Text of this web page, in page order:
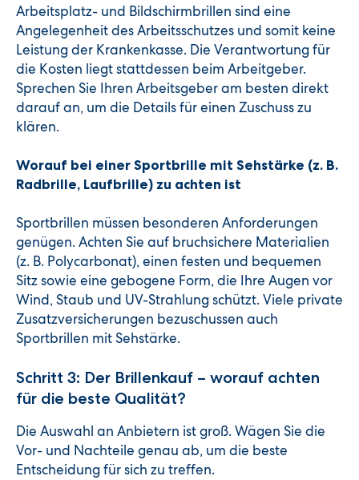
Arbeitsplatz- und Bildschirmbrillen sind eine
Angelegenheit des Arbeitsschutzes und somit keine
Leistung der Krankenkasse. Die Verantwortung für
die Kosten liegt stattdessen beim Arbeitgeber.
Sprechen Sie Ihren Arbeitsgeber am besten direkt
darauf an, um die Details für einen Zuschuss zu
klären.
Worauf bei einer Sportbrille mit Sehstärke (z. B.
Radbrille, Laufbrille) zu achten ist
Sportbrillen müssen besonderen Anforderungen
genügen. Achten Sie auf bruchsichere Materialien
(z. B. Polycarbonat), einen festen und bequemen
Sitz sowie eine gebogene Form, die Ihre Augen vor
Wind, Staub und UV-Strahlung schützt. Viele private
Zusatzversicherungen bezuschussen auch
Sportbrillen mit Sehstärke.
Schritt 3: Der Brillenkauf – worauf achten
für die beste Qualität?
Die Auswahl an Anbietern ist groß. Wägen Sie die
Vor- und Nachteile genau ab, um die beste
Entscheidung für sich zu treffen.